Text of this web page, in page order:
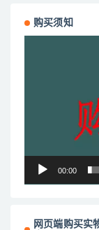
购买须知
00:00
网页端购买实